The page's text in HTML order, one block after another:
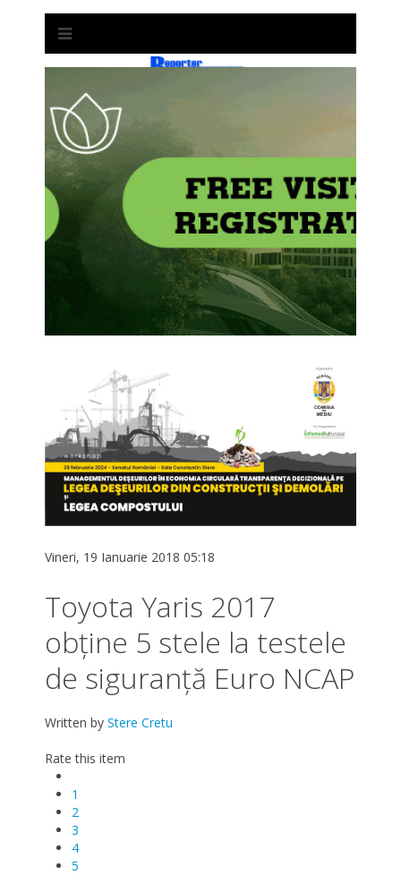
Vineri, 19 Ianuarie 2018 05:18
Toyota Yaris 2017
obține 5 stele la testele
de siguranță Euro NCAP
Written by Stere Cretu
Rate this item
1
2
3
4
5